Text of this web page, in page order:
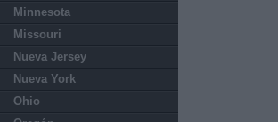
Minnesota
Missouri
Nueva Jersey
Nueva York
Ohio